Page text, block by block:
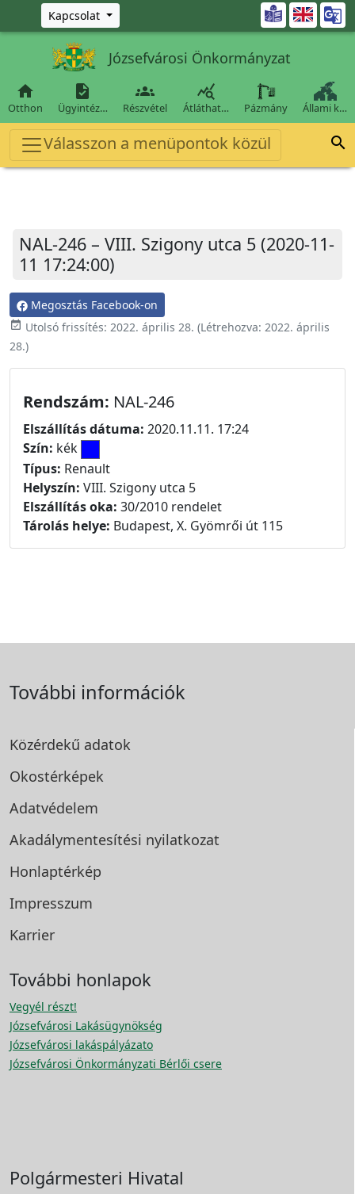
Ugrás a fő tartalomra
Kapcsolat 
Józsefvárosi Önkormányzat

Otthon

Ügyintéz…

Részvétel

Átláthat… Pázmány Állami k…
Válasszon a menüpontok közül 
NAL-246 – VIII. Szigony utca 5 (2020-11-
11 17:24:00)
Megosztás Facebook-on
event_available Utolsó frissítés: 2022. április 28. (Létrehozva: 2022. április
28.)
Rendszám: NAL-246
Elszállítás dátuma: 2020.11.11. 17:24
Szín: kék
Típus: Renault
Helyszín: VIII. Szigony utca 5
Elszállítás oka: 30/2010 rendelet
Tárolás helye: Budapest, X. Gyömrői út 115
További információk
Közérdekű adatok
Okostérképek
Adatvédelem
Akadálymentesítési nyilatkozat
Honlaptérkép
Impresszum
Karrier
További honlapok
Vegyél részt!
Józsefvárosi Lakásügynökség
Józsefvárosi lakáspályázato
Józsefvárosi Önkormányzati Bérlői csere
Polgármesteri Hivatal